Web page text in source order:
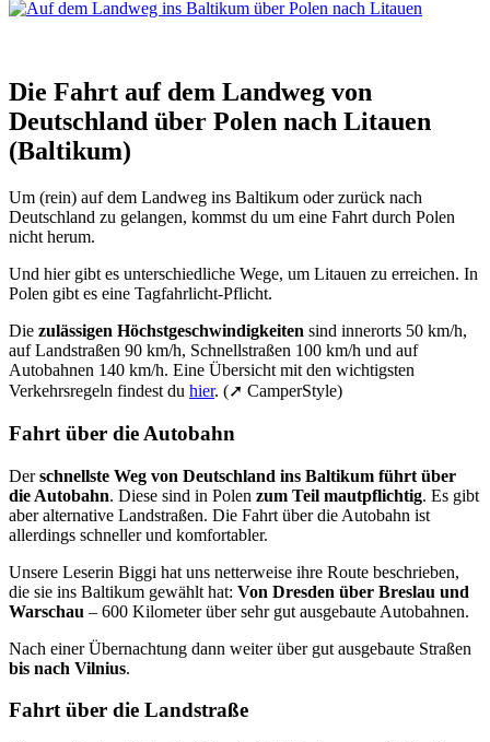
Die Fahrt auf dem Landweg von
Deutschland über Polen nach Litauen
(Baltikum)
Um (rein) auf dem Landweg ins Baltikum oder zurück nach
Deutschland zu gelangen, kommst du um eine Fahrt durch Polen
nicht herum.
Und hier gibt es unterschiedliche Wege, um Litauen zu erreichen. In
Polen gibt es eine Tagfahrlicht-Pflicht.
Die zulässigen Höchstgeschwindigkeiten sind innerorts 50 km/h,
auf Landstraßen 90 km/h, Schnellstraßen 100 km/h und auf
Autobahnen 140 km/h. Eine Übersicht mit den wichtigsten
Verkehrsregeln findest du hier. (➚ CamperStyle)
Fahrt über die Autobahn
Derschnellste Weg von Deutschland ins Baltikum führt über
die Autobahn. Diese sind in Polen zum Teil mautpflichtig. Es gibt
aber alternative Landstraßen. Die Fahrt über die Autobahn ist
allerdings schneller und komfortabler.
Unsere Leserin Biggi hat uns netterweise ihre Route beschrieben,
die sie ins Baltikum gewählt hat: Von Dresden über Breslau und
Warschau – 600 Kilometer über sehr gut ausgebaute Autobahnen.
Nach einer Übernachtung dann weiter über gut ausgebaute Straßen
bis nach Vilnius.
Fahrt über die Landstraße